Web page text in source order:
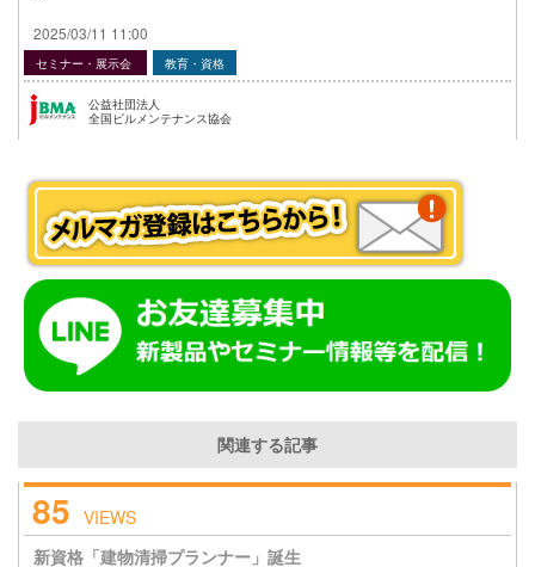
2025/03/11 11:00
セミナー・展示会 教育・資格
公益社団法人
全国ビルメンテナンス協会
関連する記事
85 VIEWS
新資格「建物清掃プランナー」誕生